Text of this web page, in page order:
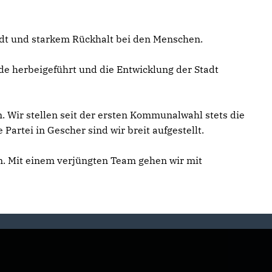
und starkem Rückhalt bei den Menschen.
herbeigeführt und die Entwicklung der Stadt
Wir stellen seit der ersten Kommunalwahl stets die
in Gescher sind wir breit aufgestellt.
Mit einem verjüngten Team gehen wir mit